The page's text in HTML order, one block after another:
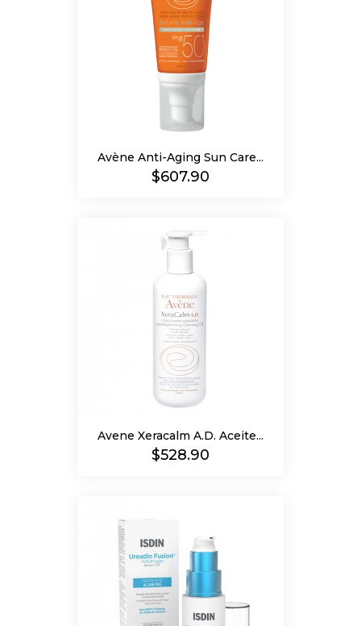
Avène Anti-Aging Sun Care...
Precio
$607.90
Avene Xeracalm A.D. Aceite...
Precio
$528.90